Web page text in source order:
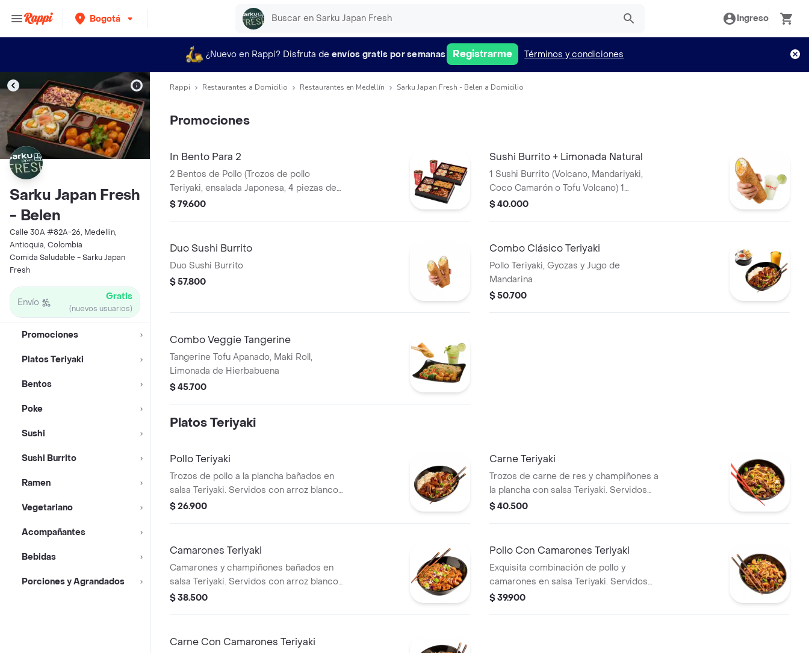
Bogotá Ingreso
¿Nuevo en Rappi? Disfruta de envíos gratis por semanas Registrarme Términos y condiciones
Sarku Japan Fresh
- Belen
Calle 30A #82A-26, Medellin,
Antioquia, Colombia
Comida Saludable - Sarku Japan
Fresh
Envío Gratis
(nuevos usuarios)
Promociones
Platos Teriyaki
Bentos
Poke
Sushi
Sushi Burrito
Ramen
Vegetariano
Acompañantes
Bebidas
Porciones y Agrandados
Rappi Restaurantes a Domicilio Restaurantes en Medellín Sarku Japan Fresh - Belen a Domicilio
Promociones
In Bento Para 2
2 Bentos de Pollo (Trozos de pollo
Teriyaki, ensalada Japonesa, 4 piezas de
sushi California y arroz japonés, arroz
$ 79.600
Sushi Burrito + Limonada Natural
1 Sushi Burrito (Volcano, Mandariyaki,
Coco Camarón o Tofu Volcano) 1
Limonada Natural
$ 40.000
Duo Sushi Burrito
Duo Sushi Burrito
$ 57.800
Combo Clásico Teriyaki
Pollo Teriyaki, Gyozas y Jugo de
Mandarina
$ 50.700
Combo Veggie Tangerine
Tangerine Tofu Apanado, Maki Roll,
Limonada de Hierbabuena
$ 45.700
Platos Teriyaki
Pollo Teriyaki
Trozos de pollo a la plancha bañados en
salsa Teriyaki. Servidos con arroz blanco,
japonés o pasta y vegetales, brócoli,
$ 26.900
Carne Teriyaki
Trozos de carne de res y champiñones a
la plancha con salsa Teriyaki. Servidos
con arroz o pasta y vegetales, brócoli,
$ 40.500
Camarones Teriyaki
Camarones y champiñones bañados en
salsa Teriyaki. Servidos con arroz blanco,
japonés o pasta y vegetales, brócoli,
$ 38.500
Pollo Con Camarones Teriyaki
Exquisita combinación de pollo y
camarones en salsa Teriyaki. Servidos
con arroz o pasta y vegetales, brócoli,
$ 39.900
Carne Con Camarones Teriyaki